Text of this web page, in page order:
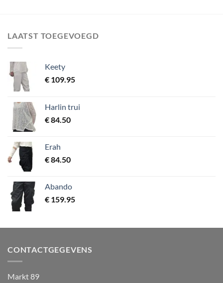
LAATST TOEGEVOEGD
Keety
€ 109.95
Harlin trui
€84.50
Erah
€84.50
Abando
€ 159.95
CONTACTGEGEVENS
Markt 89